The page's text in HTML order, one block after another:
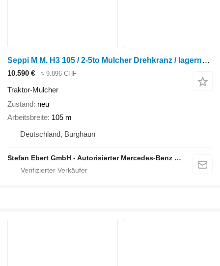
Seppi M M. H3 105 / 2-5to Mulcher Drehkranz / lagernd / NE
10.590 € ≈ 9.896 CHF
Traktor-Mulcher
Zustand neu
Arbeitsbreite 105 m
Deutschland, Burghaun
Stefan Ebert GmbH - Autorisierter Mercedes-Benz Servicepartner